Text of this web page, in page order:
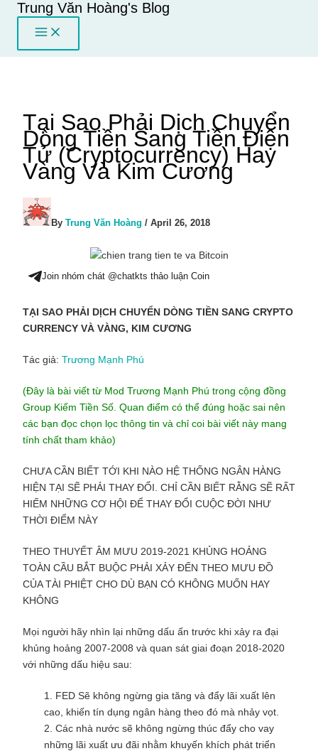
SkipTrung Văn Hoàng's Blog
Tại Sao Phải Dịch Chuyển
Dòng Tiền Sang Tiền Điện
Tử (Cryptocurrency) Hay
Vàng Và Kim Cương
By Trung Văn Hoàng / April 26, 2018
Join nhóm chát @chatkts thảo luận Coin
TẠI SAO PHẢI DỊCH CHUYỂN DÒNG TIỀN SANG CRYPTO
CURRENCY VÀ VÀNG, KIM CƯƠNG
Tác giả: Trương Mạnh Phú
(Đây là bài viết từ Mod Trương Mạnh Phú trong cộng đồng
Group Kiếm Tiền Số. Quan điểm có thể đúng hoặc sai nên
các bạn đọc chọn lọc thông tin và chỉ coi bài viết này mang
tính chất tham khảo)
CHƯA CẦN BIẾT TỚI KHI NÀO HỆ THỐNG NGÂN HÀNG
HIỆN TẠI SẼ PHẢI THAY ĐỔI. CHỈ CẦN BIẾT RẰNG SẼ RẤT
HIẾM NHỮNG CƠ HỘI ĐỂ THAY ĐỔI CUỘC ĐỜI NHƯ
THỜI ĐIỂM NÀY
THEO THUYẾT ÂM MƯU 2019-2021 KHỦNG HOẢNG
TOÀN CẦU BẮT BUỘC PHẢI XẢY ĐẾN THEO MƯU ĐỒ
CỦA TÀI PHIỆT CHO DÙ BẠN CÓ KHÔNG MUỐN HAY
KHÔNG
Mọi người hãy nhìn lại những dấu ấn trước khi xảy ra đại
khủng hoảng 2007-2008 và quan sát giai đoạn 2018-2020
với những dấu hiệu sau:
1. FED Sẽ không ngừng gia tăng và đẩy lãi xuất lên
cao, khiến tín dụng ngân hàng theo đó mà nhảy vọt.
2. Các nhà nước sẽ không ngừng thúc đẩy cho vay
những lãi xuất ưu đãi nhằm khuyến khích phát triển